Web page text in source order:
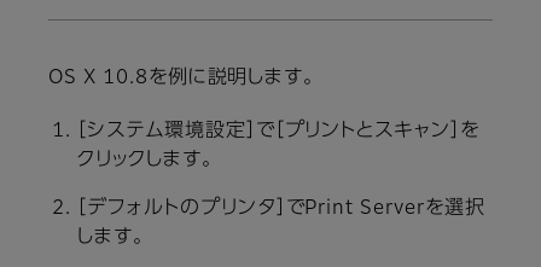
OS X 10.8を例に説明します。
［システム環境設定］で［プリントとスキャン］を
クリックします。
［デフォルトのプリンタ］でPrint Serverを選択
します。